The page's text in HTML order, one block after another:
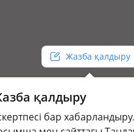
Жазба қалдыру
қалдыру
бар